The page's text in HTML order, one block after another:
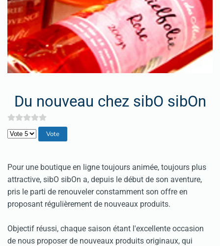
Du nouveau chez sibO sibOn
Veuillez voter
Pour une boutique en ligne toujours animée, toujours plus
attractive, sibO sibOn a, depuis le début de son aventure,
pris le parti de renouveler constamment son offre en
proposant régulièrement de nouveaux produits.
Objectif réussi, chaque saison étant l'excellente occasion
de nous proposer de nouveaux produits originaux, qui